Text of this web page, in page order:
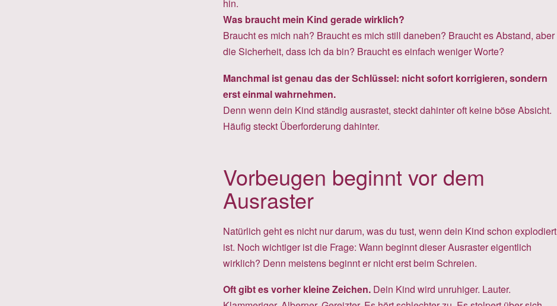
hin.
Was braucht mein Kind gerade wirklich?
Braucht es mich nah? Braucht es mich still daneben? Braucht es Abstand, aber
die Sicherheit, dass ich da bin? Braucht es einfach weniger Worte?
Manchmal ist genau das der Schlüssel: nicht sofort korrigieren, sondern
erst einmal wahrnehmen.
Denn wenn dein Kind ständig ausrastet, steckt dahinter oft keine böse Absicht.
Häufig steckt Überforderung dahinter.
Vorbeugen beginnt vor dem
Ausraster
Natürlich geht es nicht nur darum, was du tust, wenn dein Kind schon explodiert
ist. Noch wichtiger ist die Frage: Wann beginnt dieser Ausraster eigentlich
wirklich? Denn meistens beginnt er nicht erst beim Schreien.
Oft gibt es vorher kleine Zeichen.Dein Kind wird unruhiger. Lauter.